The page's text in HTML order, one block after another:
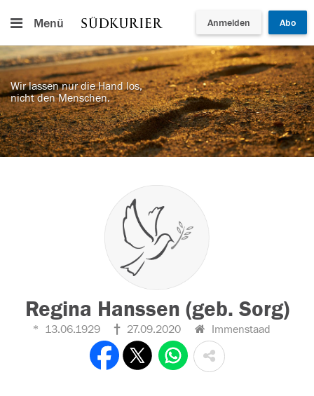
Menü Anmelden Abo
Wir lassen nur die Hand los,
nicht den Menschen.
Regina Hanssen (geb. Sorg)
13.06.1929 27.09.2020 Immenstaad